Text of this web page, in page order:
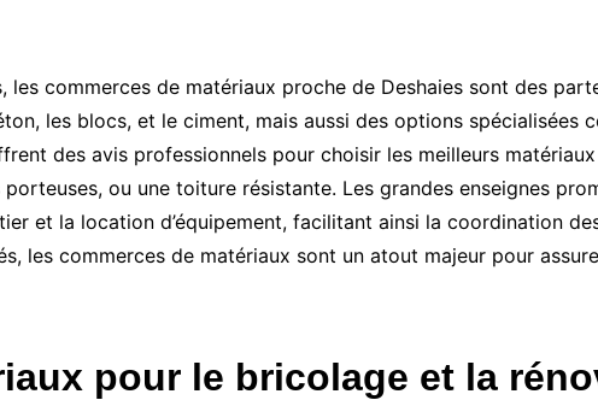
les commerces de matériaux proche de Deshaies sont des
les blocs, et le ciment, mais aussi des options spécialisées
des avis professionnels pour choisir les meilleurs
ou une toiture résistante. Les grandes enseignes
et la location d’équipement, facilitant ainsi la coordination
les commerces de matériaux sont un atout majeur pour
pour le bricolage et la